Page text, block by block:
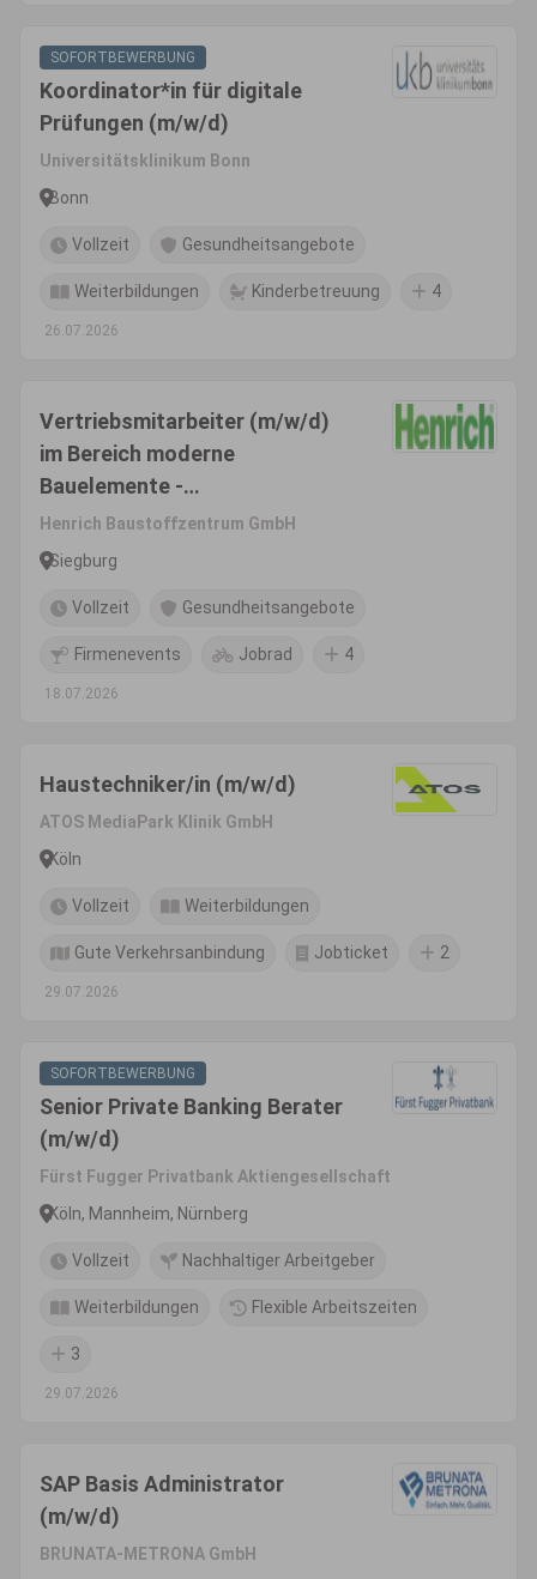
SOFORTBEWERBUNG
Koordinator*in für digitale
Prüfungen (m/w/d)
Universitätsklinikum Bonn
Bonn
Vollzeit Gesundheitsangebote
Weiterbildungen Kinderbetreuung 4
26.07.2026
Vertriebsmitarbeiter (m/w/d)
im Bereich moderne
Bauelemente -
Objektgeschäft/Profi-Kunden
Henrich Baustoffzentrum GmbH
Siegburg
Vollzeit Gesundheitsangebote
Firmenevents Jobrad 4
18.07.2026
Haustechniker/in (m/w/d)
ATOS MediaPark Klinik GmbH
Köln
Vollzeit Weiterbildungen
Gute Verkehrsanbindung Jobticket 2
29.07.2026
SOFORTBEWERBUNG
Senior Private Banking Berater
(m/w/d)
Fürst Fugger Privatbank Aktiengesellschaft
Köln, Mannheim, Nürnberg
Vollzeit Nachhaltiger Arbeitgeber
Weiterbildungen Flexible Arbeitszeiten
3
29.07.2026
SAP Basis Administrator
(m/w/d)
BRUNATA-METRONA GmbH